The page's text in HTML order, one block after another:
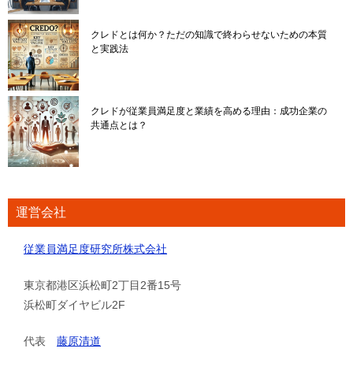
クレドとは何か？ただの知識で終わらせないための本質
と実践法
クレドが従業員満足度と業績を高める理由：成功企業の
共通点とは？
運営会社
従業員満足度研究所株式会社
東京都港区浜松町2丁目2番15号
浜松町ダイヤビル2F
代表 藤原清道